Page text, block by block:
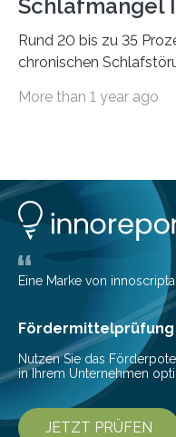
Schlafmangel
Rund 20 bis zu 35
chronischen
Erwachsene kennt
Forscher:innen konnten
zeigen, dass sich die
deutlich
wurden im
veröffentlicht.
More than 1 year ago
Eine Marke von innoscripta
Fördermittelprüfung
Nutzen Sie das
in Ihrem Unternehmen
JETZT PRÜFEN